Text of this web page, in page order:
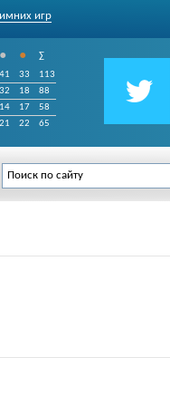
игр
• •
∑
41 33
113
32 18
88
14 17
58
21 22 65